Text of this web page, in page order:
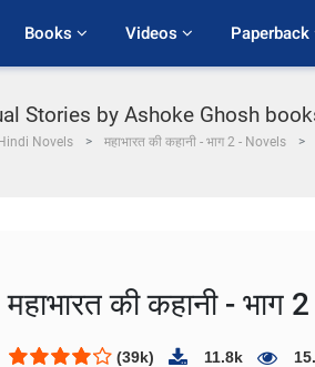
Books Videos Paperback
by Ashoke Ghosh books
Hindi Novels महाभारत की कहानी - भाग 2 - Novels
महाभारत की कहानी - भाग 2
(39k) 11.8k